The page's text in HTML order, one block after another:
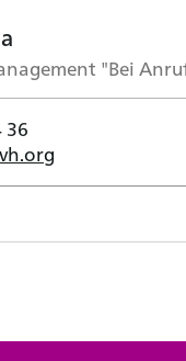
"Bei
36